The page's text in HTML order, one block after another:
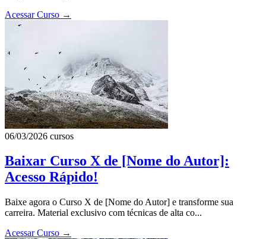
Acessar Curso →
06/03/2026 cursos
Baixar Curso X de [Nome do Autor]:
Acesso Rápido!
Baixe agora o Curso X de [Nome do Autor] e transforme sua
carreira. Material exclusivo com técnicas de alta co...
Acessar Curso →